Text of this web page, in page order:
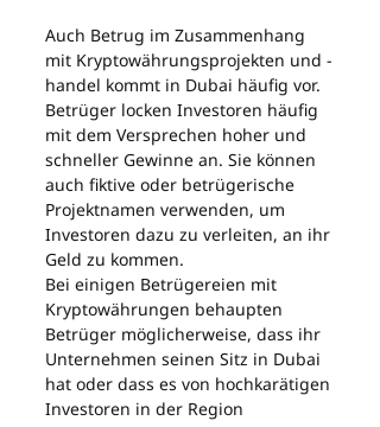
Auch Betrug im Zusammenhang
mit Kryptowährungsprojekten und -
handel kommt in Dubai häufig vor.
Betrüger locken Investoren häufig
mit dem Versprechen hoher und
schneller Gewinne an. Sie können
auch fiktive oder betrügerische
Projektnamen verwenden, um
Investoren dazu zu verleiten, an ihr
Geld zu kommen.
Bei einigen Betrügereien mit
Kryptowährungen behaupten
Betrüger möglicherweise, dass ihr
Unternehmen seinen Sitz in Dubai
hat oder dass es von hochkarätigen
Investoren in der Region